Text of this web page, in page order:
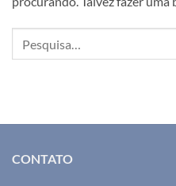
CONTATO